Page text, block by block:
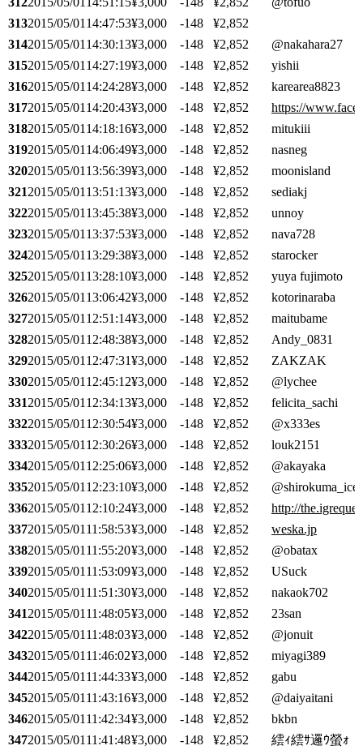
3132015/05/01 14:47:53¥3,000 -148
¥2,852
3142015/05/01 14:30:13¥3,000 -148 ¥2,852
@nakahara27
3152015/05/01 14:27:19¥3,000 -148 ¥2,852
yishii
3162015/05/01 14:24:28¥3,000 -148 ¥2,852
karearea8823
3172015/05/01 14:20:43¥3,000 -148 ¥2,852
https://
3182015/05/01 14:18:16¥3,000 -148 ¥2,852
mitukiii
3192015/05/01 14:06:49¥3,000 -148 ¥2,852
nasneg
3202015/05/01 13:56:39¥3,000 -148 ¥2,852
moonisland
3212015/05/01 13:51:13¥3,000 -148 ¥2,852
sediakj
3222015/05/01 13:45:38¥3,000 -148 ¥2,852
unnoy
3232015/05/01 13:37:53¥3,000 -148 ¥2,852
nava728
3242015/05/01 13:29:38¥3,000 -148 ¥2,852
starocker
3252015/05/01 13:28:10¥3,000 -148 ¥2,852
yuya fujimoto
3262015/05/01 13:06:42¥3,000 -148 ¥2,852
kotorinaraba
3272015/05/01 12:51:14¥3,000 -148 ¥2,852
maitubame
3282015/05/01 12:48:38¥3,000 -148 ¥2,852
Andy_0831
3292015/05/01 12:47:31¥3,000 -148 ¥2,852
ZAKZAK
3302015/05/01 12:45:12¥3,000 -148 ¥2,852
@lychee
3312015/05/01 12:34:13¥3,000 -148 ¥2,852
felicita_sachi
3322015/05/01 12:30:54¥3,000 -148 ¥2,852
@x333es
3332015/05/01 12:30:26¥3,000 -148 ¥2,852
louk2151
3342015/05/01 12:25:06¥3,000 -148 ¥2,852
@akayaka
3352015/05/01 12:23:10¥3,000 -148 ¥2,852
@shirokuma_ice
3362015/05/01 12:10:24¥3,000 -148 ¥2,852
http://
3372015/05/01 11:58:53¥3,000 -148 ¥2,852
weska.jp
3382015/05/01 11:55:20¥3,000 -148 ¥2,852
@obatax
3392015/05/01 11:53:09¥3,000 -148 ¥2,852
USuck
3402015/05/01 11:51:30¥3,000 -148 ¥2,852
nakaok702
3412015/05/01 11:48:05¥3,000 -148 ¥2,852
23san
3422015/05/01 11:48:03¥3,000 -148 ¥2,852
@jonuit
3432015/05/01 11:46:02¥3,000 -148 ¥2,852
miyagi389
3442015/05/01 11:44:33¥3,000 -148 ¥2,852
gabu
3452015/05/01 11:43:16¥3,000 -148 ¥2,852
@daiyaitani
3462015/05/01 11:42:34¥3,000 -148 ¥2,852
bkbn
3472015/05/01 11:41:48¥3,000 -148 ¥2,852
繧ｨ繧ｻ邏ｳ螢ｫ